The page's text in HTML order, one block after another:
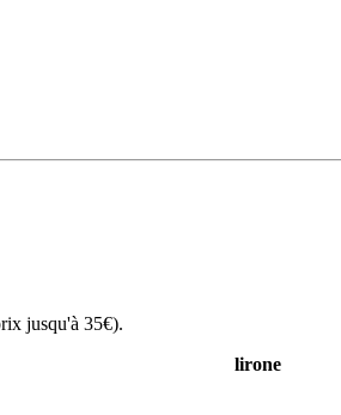
jusqu'à 35€).
lirone